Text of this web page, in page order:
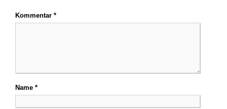
Kommentar *
Name *